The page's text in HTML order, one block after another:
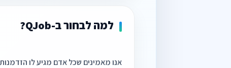
למה לבחור ב-QJob?